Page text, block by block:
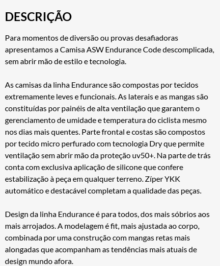
DESCRIÇÃO
Para momentos de diversão ou provas desafiadoras
apresentamos a Camisa ASW Endurance Code descomplicada,
sem abrir mão de estilo e tecnologia.
As camisas da linha Endurance são compostas por tecidos
extremamente leves e funcionais. As laterais e as mangas são
constituídas por painéis de alta ventilação que garantem o
gerenciamento de umidade e temperatura do ciclista mesmo
nos dias mais quentes. Parte frontal e costas são compostos
por tecido micro perfurado com tecnologia Dry que permite
ventilação sem abrir mão da proteção uv50+. Na parte de trás
conta com exclusiva aplicação de silicone que confere
estabilização à peça em qualquer terreno. Zíper YKK
automático e destacável completam a qualidade das peças.
Design da linha Endurance é para todos, dos mais sóbrios aos
mais arrojados. A modelagem é fit, mais ajustada ao corpo,
combinada por uma construção com mangas retas mais
alongadas que acompanham as tendências mais atuais de
design mundo afora.